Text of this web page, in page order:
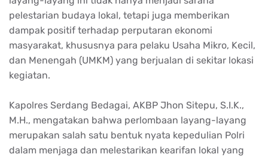
pelestarian budaya lokal, tetapi juga memberikan
dampak positif terhadap perputaran ekonomi
masyarakat, khususnya para pelaku Usaha Mikro, Kecil,
dan Menengah (UMKM) yang berjualan di sekitar lokasi
kegiatan.
Kapolres Serdang Bedagai, AKBP Jhon Sitepu, S.I.K.,
M.H., mengatakan bahwa perlombaan layang-layang
merupakan salah satu bentuk nyata kepedulian Polri
dalam menjaga dan melestarikan kearifan lokal yang